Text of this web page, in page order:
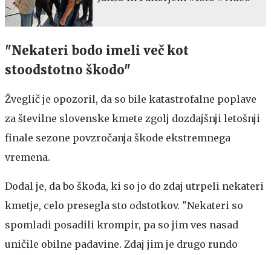
"Nekateri bodo imeli več kot
stoodstotno škodo"
Žveglič je opozoril, da so bile katastrofalne poplave
za številne slovenske kmete zgolj dozdajšnji letošnji
finale sezone povzročanja škode ekstremnega
vremena.
Dodal je, da bo škoda, ki so jo do zdaj utrpeli nekateri
kmetje, celo presegla sto odstotkov. "Nekateri so
spomladi posadili krompir, pa so jim ves nasad
uničile obilne padavine. Zdaj jim je drugo rundo